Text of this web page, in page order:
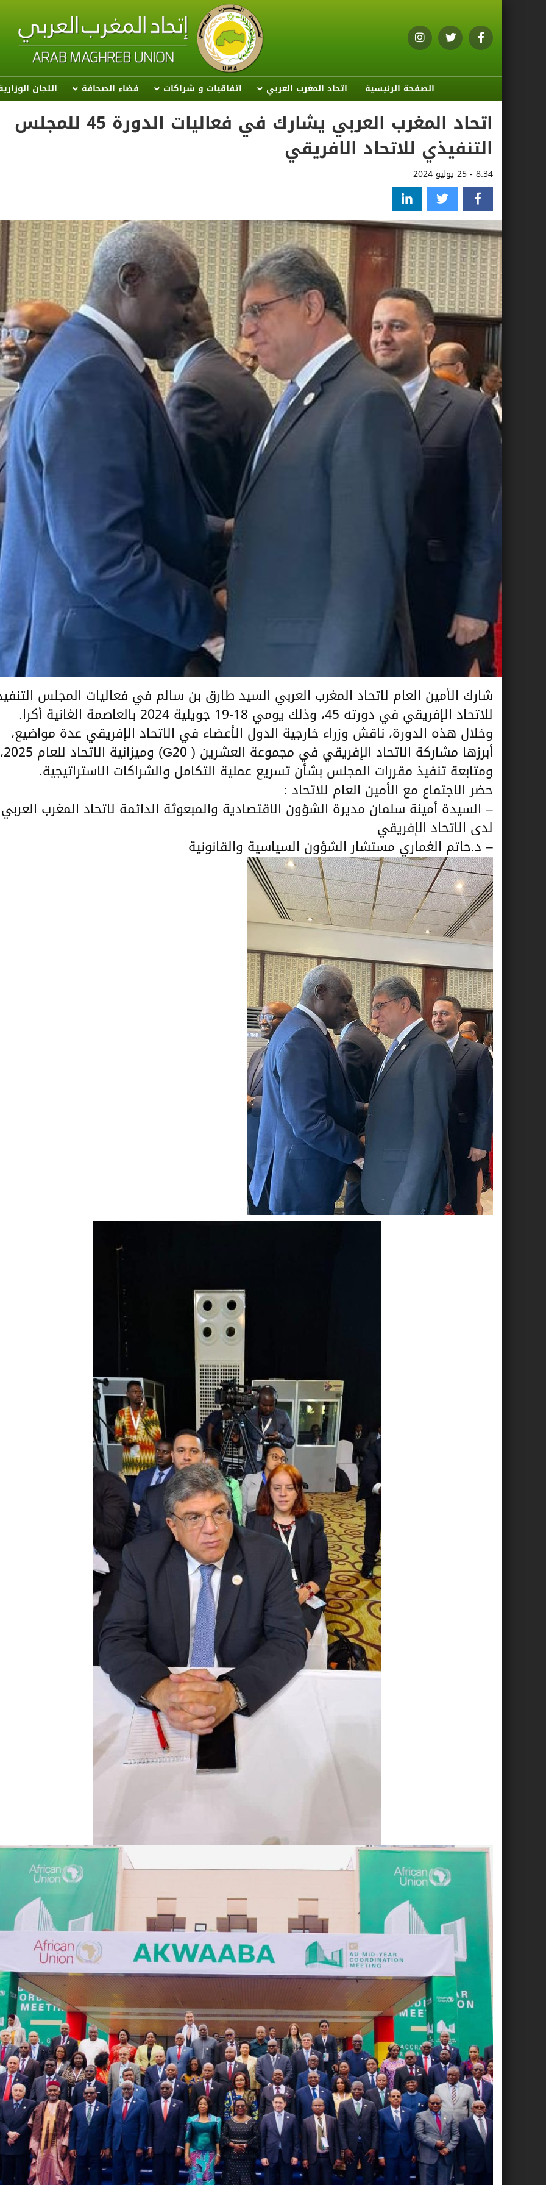
الصفحة الرئيسية اتحاد المغرب العربي اتفاقيات و شراكات فضاء الصحافة اللجان
اتحاد المغرب العربي يشارك في فعاليات الدورة 45 للمجلس
التنفيذي للاتحاد الافريقي
8:34 - 25 يوليو 2024
شارك الأمين العام لاتحاد المغرب العربي السيد طارق بن سالم في فعاليات المجلس
للاتحاد الإفريقي في دورته 45، وذلك يومي 18-19 جويلية 2024 بالعاصمة الغانية أكرا.
وخلال هذه الدورة، ناقش وزراء خارجية الدول الأعضاء في الاتحاد الإفريقي عدة مواضيع،
أبرزها مشاركة الاتحاد الإفريقي في مجموعة العشرين ( G20) وميزانية الاتحاد للعام 2025،
ومتابعة تنفيذ مقررات المجلس بشأن تسريع عملية التكامل والشراكات الاستراتيجية.
حضر الاجتماع مع الأمين العام للاتحاد :
– السيدة أمينة سلمان مديرة الشؤون الاقتصادية والمبعوثة الدائمة لاتحاد المغرب العربي
لدى الاتحاد الإفريقي
– د.حاتم الغماري مستشار الشؤون السياسية والقانونية